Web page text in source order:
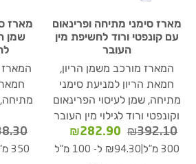
מארז סימני מתיחה ופרינאום
עם קונפטי ורוד לחשיפת מין
העובר
המארז מורכב משמן הריון,
חמאת הריון למניעת סימני
מתיחה, שמן לעיסוי הפרינאום
וקונפטי ורוד לגילוי מין העובר
₪392.10
המחיר
המקורי
₪282.90
המחיר
הנוכחי
300 מ"ל ₪94.30 ל- 100 מ"ל
מארז
שמן
המארז
חמאת
מתיחה,
350 מ"ל